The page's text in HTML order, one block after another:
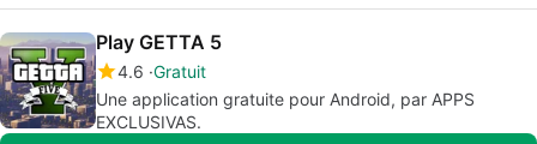
Play GETTA 5
4.6 Gratuit
Une application gratuite pour Android, par APPS
EXCLUSIVAS.